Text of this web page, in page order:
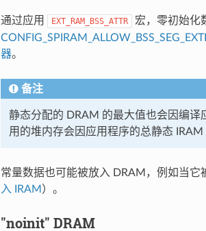
通过应用 EXT_RAM_BSS_ATTR
宏，零初始化
器。
备注
静态分配的 DRAM 的最大值也会因编译
用的堆内存会因应用程序的总静态 IRAM
常量数据也可能被放入 DRAM，例如当它
入 IRAM ）。
"noinit" DRAM